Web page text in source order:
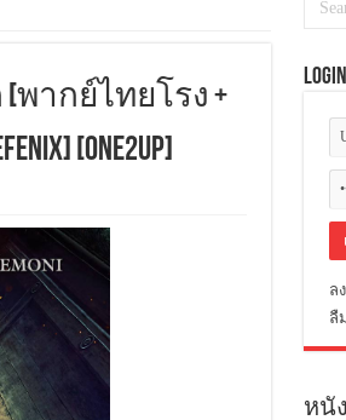
ก [พากย์ไทยโรง +
[ONE2UP]
Login
ล
ลื
หนั